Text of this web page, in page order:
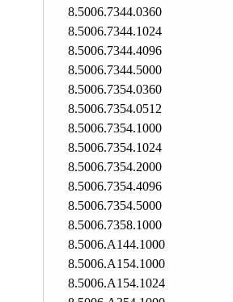
8.5006.7344.0360
8.5006.7344.1024
8.5006.7344.4096
8.5006.7344.5000
8.5006.7354.0360
8.5006.7354.0512
8.5006.7354.1000
8.5006.7354.1024
8.5006.7354.2000
8.5006.7354.4096
8.5006.7354.5000
8.5006.7358.1000
8.5006.A144.1000
8.5006.A154.1000
8.5006.A154.1024